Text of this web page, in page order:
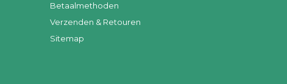
Betaalmethoden
Verzenden & Retouren
Sitemap